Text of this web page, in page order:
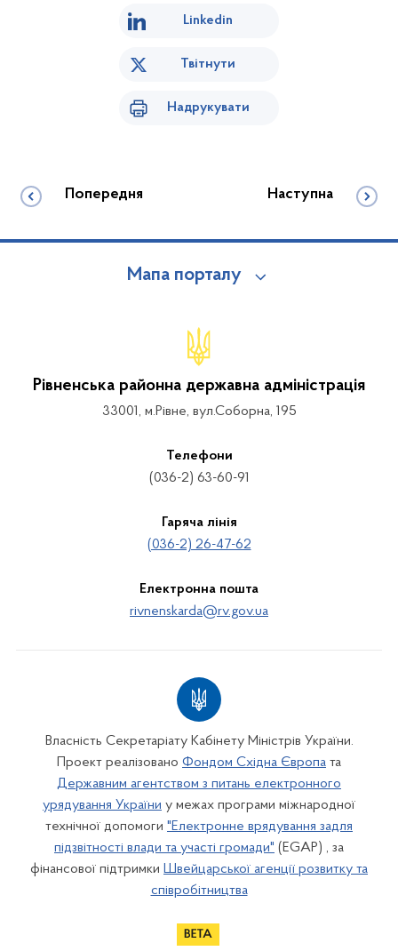
Linkedin
Твітнути
Надрукувати
Попередня Наступна
Мапа порталу
Рівненська районна державна адміністрація
33001, м.Рівне, вул.Соборна, 195
Телефони
(036-2) 63-60-91
Гаряча лінія
(036-2) 26-47-62
Електронна пошта
rivnenskarda@rv.gov.ua
Власність Секретаріату Кабінету Міністрів України.
Проект реалізовано Фондом Східна Європа та
Державним агентством з питань електронного
урядування України у межах програми міжнародної
технічної допомоги "Електронне врядування задля
підзвітності влади та участі громади" (EGAP) , за
фінансової підтримки Швейцарської агенції розвитку та
співробітництва